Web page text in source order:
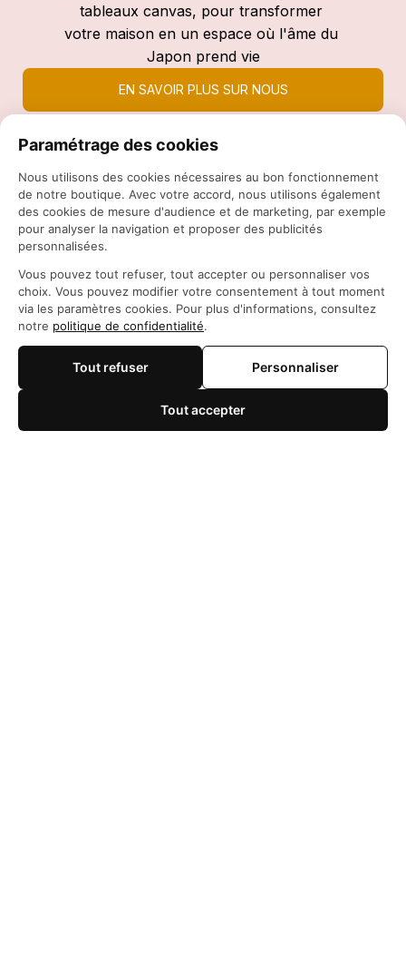
tableaux canvas, pour transformer
votre maison en un espace où l'âme du
Japon prend vie
EN SAVOIR PLUS SUR NOUS
Siège social: 21 Rue des Filles du Calvaire, 75003
Paris, France
WhatsApp: https://wa.me/+84966206648
support@maisonotaku.com
Paramétrage des cookies
Nous utilisons des cookies nécessaires au bon fonctionnement
de notre boutique. Avec votre accord, nous utilisons également
des cookies de mesure d'audience et de marketing, par exemple
pour analyser la navigation et proposer des publicités
personnalisées.
Vous pouvez tout refuser, tout accepter ou personnaliser vos
choix. Vous pouvez modifier votre consentement à tout moment
via les paramètres cookies. Pour plus d'informations, consultez
notre politique de confidentialité.
Tout refuser Personnaliser
Tout accepter